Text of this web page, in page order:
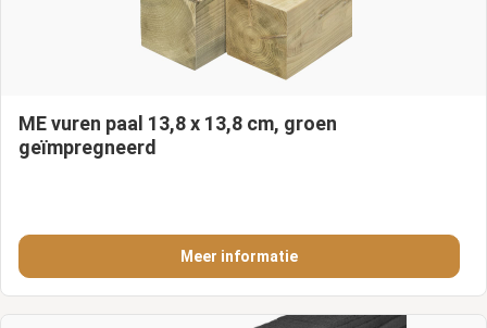
ME vuren paal 13,8 x 13,8 cm, groen
geïmpregneerd
Meer informatie